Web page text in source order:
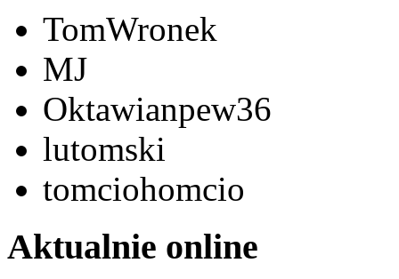
TomWronek
MJ
Oktawianpew36
lutomski
tomciohomcio
Aktualnie online